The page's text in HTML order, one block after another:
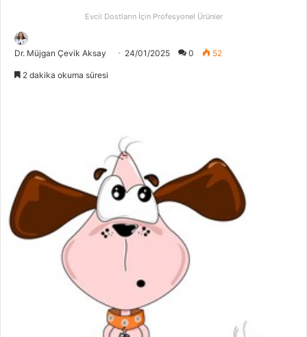
Evcil Dostların İçin Profesyonel Ürünler
Dr. Müjgan Çevik Aksay 24/01/2025 0 52
2 dakika okuma süresi